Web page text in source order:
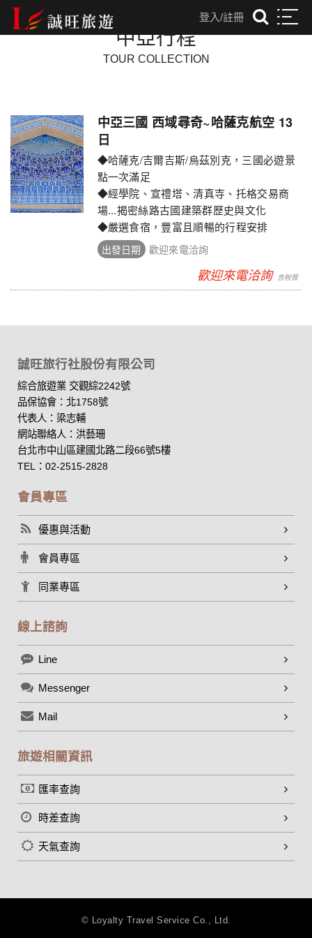
登入/註冊
往前 往後
中亞行程
TOUR COLLECTION
中亞三國 西域尋奇~哈薩克航空 13
日
◆哈薩克/吉爾吉斯/烏茲別克，三國必遊景
點一次滿足
◆經學院、宣禮塔、清真寺、托格交易商
場...揭密絲路古國建築群歷史與文化
◆嚴選食宿，豐富且順暢的行程安排
歡迎來電洽詢
歡迎來電洽詢
誠旺旅行社股份有限公司
綜合旅遊業 交觀綜2242號
品保協會：北1758號
代表人：梁志輔
網站聯絡人：洪藝珊
台北市中山區建國北路二段66號5樓
TEL：02-2515-2828
會員專區
優惠與活動
會員專區
同業專區
線上諮詢
Line
Messenger
Mail
旅遊相關資訊
匯率查詢
時差查詢
天氣查詢
© Loyalty Travel Service Co., Ltd.